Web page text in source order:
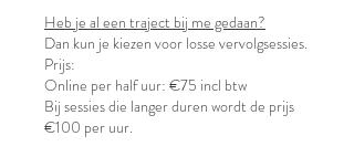
Heb je al een traject bij me gedaan?
Dan kun je kiezen voor losse vervolgsessies.
Prijs:
Online per half uur: €75 incl btw
Bij sessies die langer duren wordt de prijs
€100 per uur.